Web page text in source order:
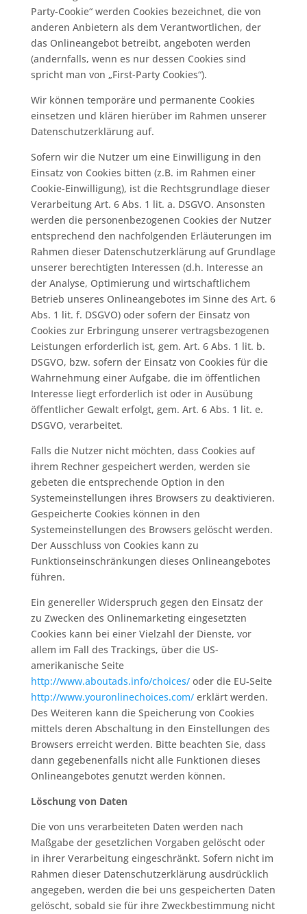
Party-Cookie“ werden Cookies bezeichnet, die von
anderen Anbietern als dem Verantwortlichen, der
das Onlineangebot betreibt, angeboten werden
(andernfalls, wenn es nur dessen Cookies sind
spricht man von „First-Party Cookies“).
Wir können temporäre und permanente Cookies
einsetzen und klären hierüber im Rahmen unserer
Datenschutzerklärung auf.
Sofern wir die Nutzer um eine Einwilligung in den
Einsatz von Cookies bitten (z.B. im Rahmen einer
Cookie-Einwilligung), ist die Rechtsgrundlage dieser
Verarbeitung Art. 6 Abs. 1 lit. a. DSGVO. Ansonsten
werden die personenbezogenen Cookies der Nutzer
entsprechend den nachfolgenden Erläuterungen im
Rahmen dieser Datenschutzerklärung auf Grundlage
unserer berechtigten Interessen (d.h. Interesse an
der Analyse, Optimierung und wirtschaftlichem
Betrieb unseres Onlineangebotes im Sinne des Art. 6
Abs. 1 lit. f. DSGVO) oder sofern der Einsatz von
Cookies zur Erbringung unserer vertragsbezogenen
Leistungen erforderlich ist, gem. Art. 6 Abs. 1 lit. b.
DSGVO, bzw. sofern der Einsatz von Cookies für die
Wahrnehmung einer Aufgabe, die im öffentlichen
Interesse liegt erforderlich ist oder in Ausübung
öffentlicher Gewalt erfolgt, gem. Art. 6 Abs. 1 lit. e.
DSGVO, verarbeitet.
Falls die Nutzer nicht möchten, dass Cookies auf
ihrem Rechner gespeichert werden, werden sie
gebeten die entsprechende Option in den
Systemeinstellungen ihres Browsers zu deaktivieren.
Gespeicherte Cookies können in den
Systemeinstellungen des Browsers gelöscht werden.
Der Ausschluss von Cookies kann zu
Funktionseinschränkungen dieses Onlineangebotes
führen.
Ein genereller Widerspruch gegen den Einsatz der
zu Zwecken des Onlinemarketing eingesetzten
Cookies kann bei einer Vielzahl der Dienste, vor
allem im Fall des Trackings, über die US-
amerikanische Seite
http://www.aboutads.info/choices/oder die EU-Seite
http://www.youronlinechoices.com/erklärt werden.
Des Weiteren kann die Speicherung von Cookies
mittels deren Abschaltung in den Einstellungen des
Browsers erreicht werden. Bitte beachten Sie, dass
dann gegebenenfalls nicht alle Funktionen dieses
Onlineangebotes genutzt werden können.
Löschung von Daten
Die von uns verarbeiteten Daten werden nach
Maßgabe der gesetzlichen Vorgaben gelöscht oder
in ihrer Verarbeitung eingeschränkt. Sofern nicht im
Rahmen dieser Datenschutzerklärung ausdrücklich
angegeben, werden die bei uns gespeicherten Daten
gelöscht, sobald sie für ihre Zweckbestimmung nicht